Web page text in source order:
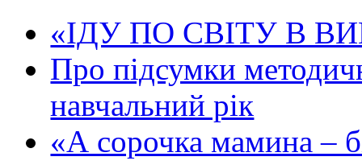
«ІДУ ПО СВІТУ В
Про підсумки
навчальний рік
«А сорочка мамина –